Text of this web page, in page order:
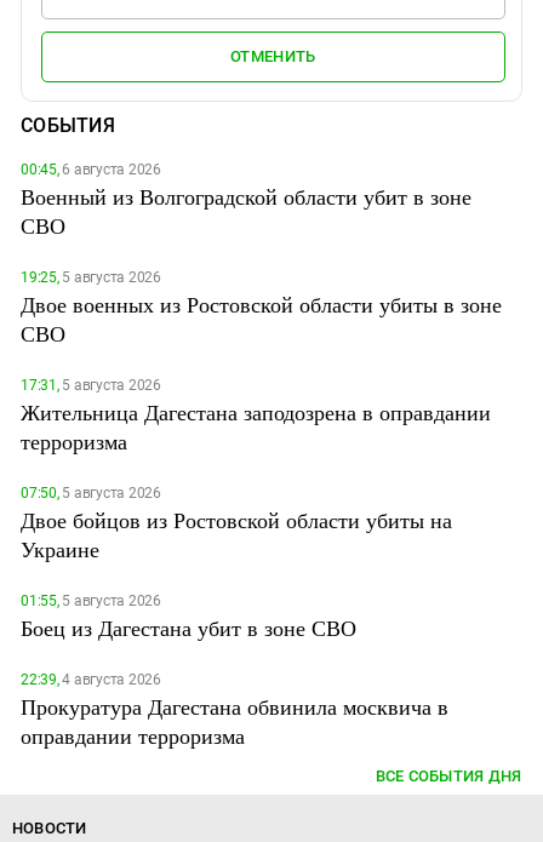
ОТМЕНИТЬ
СОБЫТИЯ
00:45,6 августа 2026
Военный из Волгоградской области убит в зоне
СВО
19:25,5 августа 2026
Двое военных из Ростовской области убиты в зоне
СВО
17:31,5 августа 2026
Жительница Дагестана заподозрена в оправдании
терроризма
07:50,5 августа 2026
Двое бойцов из Ростовской области убиты на
Украине
01:55,5 августа 2026
Боец из Дагестана убит в зоне СВО
22:39,4 августа 2026
Прокуратура Дагестана обвинила москвича в
оправдании терроризма
ВСЕ СОБЫТИЯ ДНЯ
НОВОСТИ